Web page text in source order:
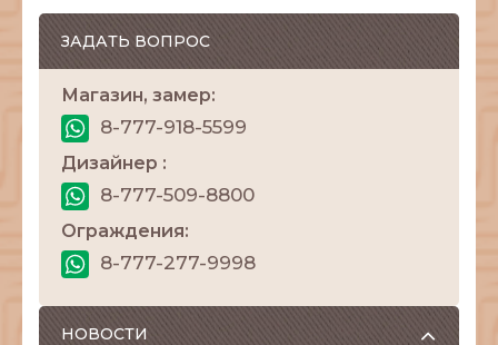
ЗАДАТЬ ВОПРОС
Магазин, замер:
8-777-918-5599
Дизайнер :
8-777-509-8800
Ограждения:
8-777-277-9998
НОВОСТИ